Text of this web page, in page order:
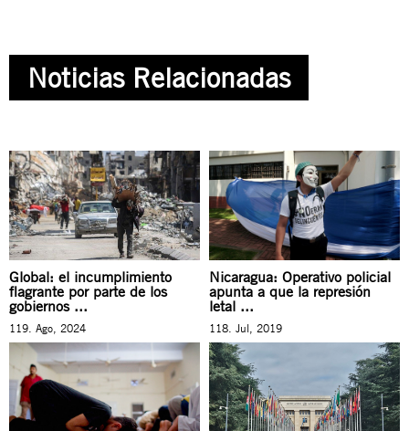
Noticias Relacionadas
Global: el incumplimiento
flagrante por parte de los
gobiernos ...
119. Ago, 2024
Nicaragua: Operativo policial
apunta a que la represión
letal ...
118. Jul, 2019